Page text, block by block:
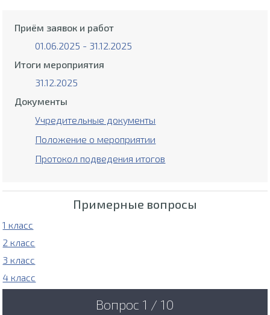
Приём заявок и работ
01.06.2025 - 31.12.2025
Итоги мероприятия
31.12.2025
Документы
Учредительные документы
Положение о мероприятии
Протокол подведения итогов
Примерные вопросы
1 класс
2 класс
3 класс
4 класс
Вопрос 1 / 10